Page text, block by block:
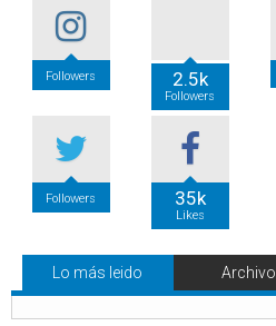
Followers 2.5k
Followers
Followers 35k
Likes
Lo más leido Archivo